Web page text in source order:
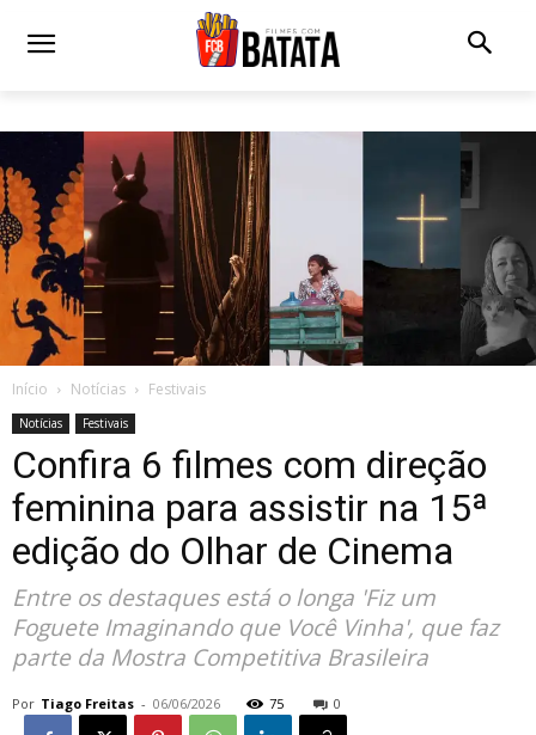
Início Notícias Festivais
Notícias Festivais
Confira 6 filmes com direção
feminina para assistir na 15ª
edição do Olhar de Cinema
Entre os destaques está o longa 'Fiz um
Foguete Imaginando que Você Vinha', que faz
parte da Mostra Competitiva Brasileira
Por Tiago Freitas - 06/06/2026 75 0